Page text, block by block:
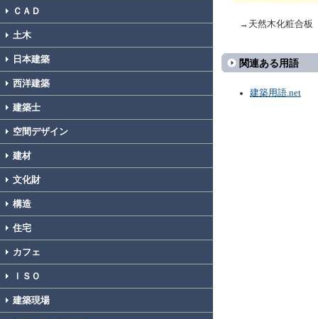
ＣＡＤ
土木
日本建築
西洋建築
建築士
空間デザイン
建材
文化財
構造
住宅
カフェ
ＩＳＯ
建築現場
→天然木化粧合板
関連ある用語
建築用語.net